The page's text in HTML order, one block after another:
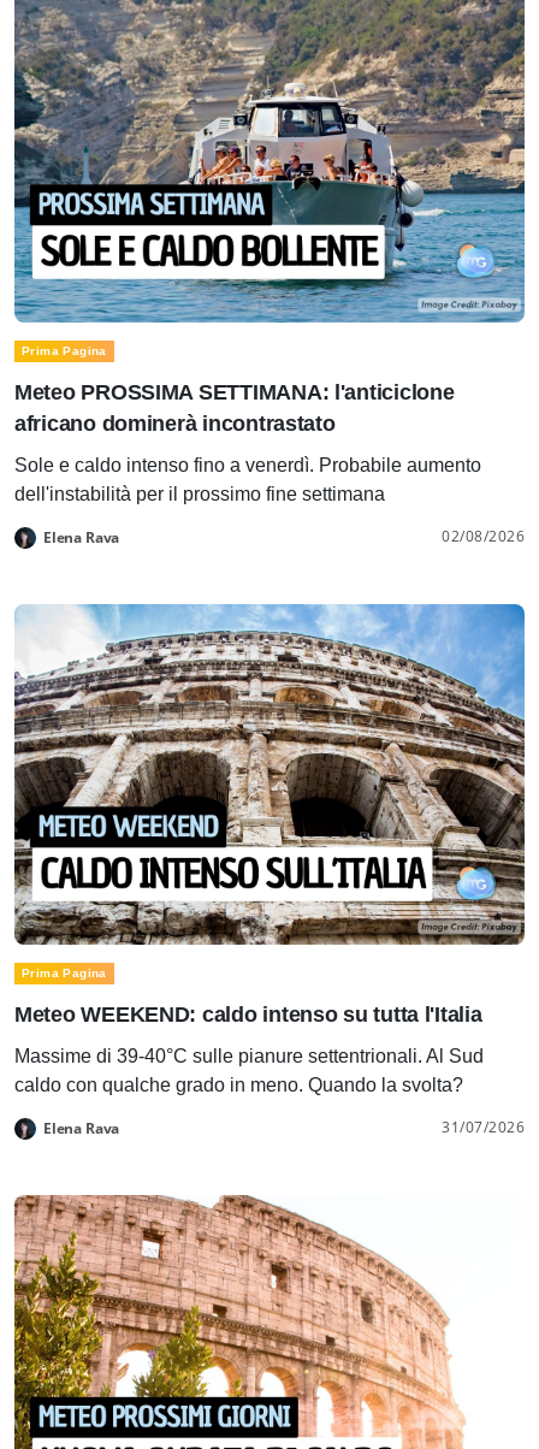
Prima Pagina
Meteo PROSSIMA SETTIMANA: l'anticiclone
africano dominerà incontrastato
Sole e caldo intenso fino a venerdì. Probabile aumento
dell'instabilità per il prossimo fine settimana
Elena Rava 02/08/2026
Prima Pagina
Meteo WEEKEND: caldo intenso su tutta l'Italia
Massime di 39-40°C sulle pianure settentrionali. Al Sud
caldo con qualche grado in meno. Quando la svolta?
Elena Rava 31/07/2026